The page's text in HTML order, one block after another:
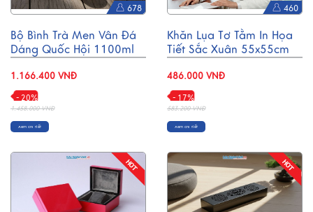
678
Bộ Bình Trà Men Vân Đá
Dáng Quốc Hội 1100ml
1.166.400 VNĐ
- 20%
1.458.000 VNĐ
Xem chi tiết
460
Khăn Lụa Tơ Tằm In Họa
Tiết Sắc Xuân 55x55cm
486.000 VNĐ
- 17%
583.200 VNĐ
Xem chi tiết